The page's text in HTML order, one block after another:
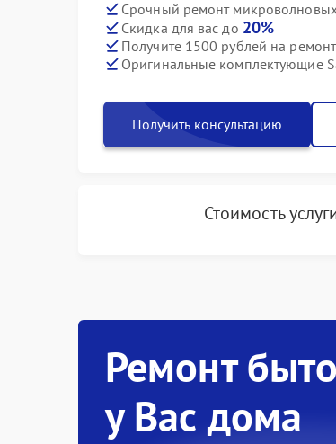
Срочный ремонт
Скидка для вас до 20%
Получите 1500 рублей на ремонт
Оригинальные комплектующие
Получить консультацию
Стоимость
Ремонт
у Вас дома